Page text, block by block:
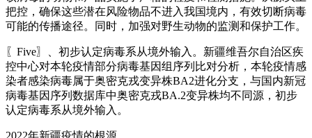
把控，确保这些潜在风险物品不进入我国境内，有效切断病毒
可能的传播途径。同时，加强对野生动物的监测和保护工作。
〖Five〗、初步认定病毒系从境外输入。新疆维吾尔自治区疾
控中心对本轮疫情部分病毒基因组序列比对分析，本轮疫情感
染者感染病毒属于奥密克戎变异株BA2进化分支，与国内新冠
病毒基因序列数据库中奥密克戎BA.2变异株均不同源，初步
认定病毒系从境外输入。
2022年新疆疫情的根源